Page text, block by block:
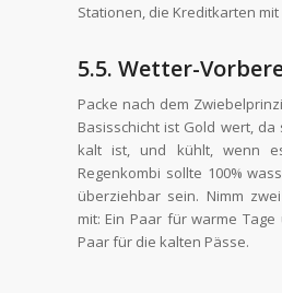
Stationen, die Kreditkarten
5.5. Wetter-
Packe nach dem
Basisschicht ist Gold wert,
kalt ist, und kühlt, wenn
Regenkombi sollte 100%
überziehbar sein. Nimm
mit: Ein Paar für warme
Paar für die kalten Pässe.